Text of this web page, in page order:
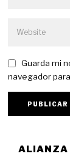
Guarda mi
navegador
ALIANZA